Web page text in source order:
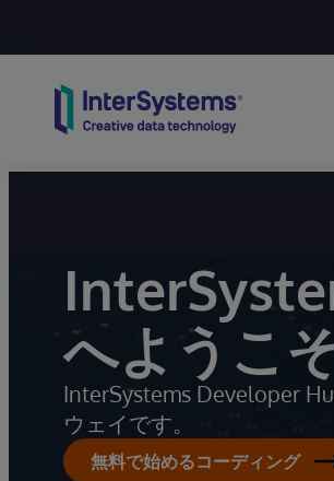
へようこ
InterSystems Developer
ウェイです。
無料で始めるコーディング